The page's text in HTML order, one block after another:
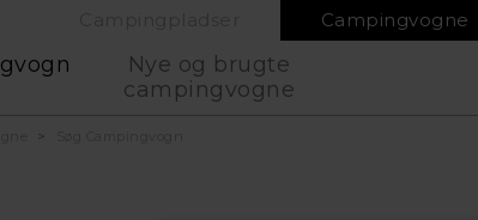
Campingvogne
Nye og brugte
campingvogne